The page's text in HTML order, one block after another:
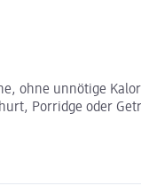
ohne unnötige
Porridge oder